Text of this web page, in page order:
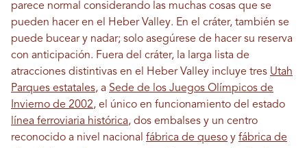
parece normal considerando las muchas cosas que se
pueden hacer en el Heber Valley. En el cráter, también se
puede bucear y nadar; solo asegúrese de hacer su reserva
con anticipación. Fuera del cráter, la larga lista de
atracciones distintivas en el Heber Valley incluye tres Utah
Parques estatales, a Sede de los Juegos Olímpicos de
Invierno de 2002, el único en funcionamiento del estado
línea ferroviaria histórica, dos embalses y un centro
reconocido a nivel nacional fábrica de queso y fábrica de